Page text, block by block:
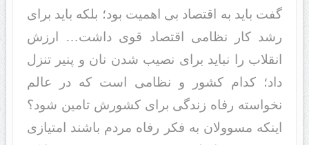
گفت باید به اقتصاد بی اهمیت بود؛ بلکه باید برای
رشد کار نظامی اقتصاد قوی داشت… ارزش
انقلاب را نباید برای نصیب شدن نان و پنیر تنزل
داد؛ کدام کشور و نظامی است که در عالم
نخواسته رفاه زندگی برای کشورش تامین شود؟
اینکه مسوولان به فکر رفاه مردم باشند امتیازی